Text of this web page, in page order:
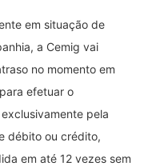
em situação de
a Cemig vai
no momento em
efetuar o
pela
débito ou crédito,
em até 12 vezes sem